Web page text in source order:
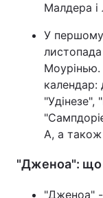
Малдера і
У
Моурінью.
календар:
А, а також
"Дженоа": що
"Дженоа" -